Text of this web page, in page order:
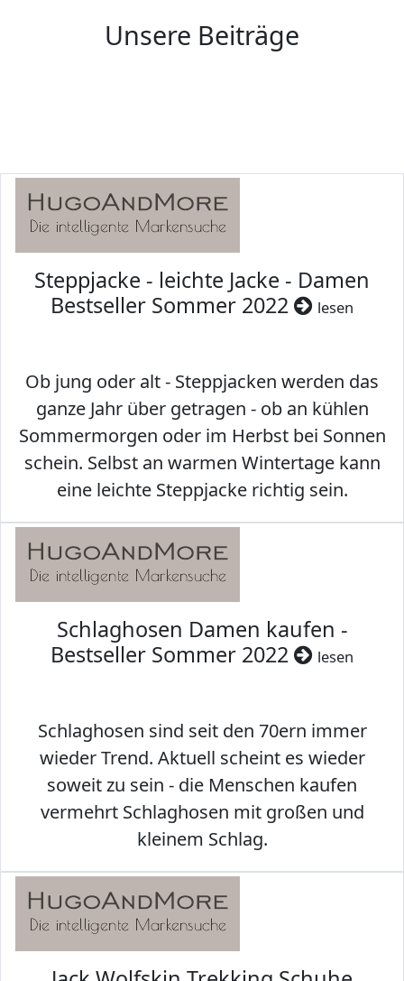
Unsere Beiträge
Steppjacke - leichte Jacke - Damen
Bestseller Sommer 2022
lesen
Ob jung oder alt - Steppjacken werden das
ganze Jahr über getragen - ob an kühlen
Sommermorgen oder im Herbst bei Sonnen
schein. Selbst an warmen Wintertage kann
eine leichte Steppjacke richtig sein.
Schlaghosen Damen kaufen -
Bestseller Sommer 2022
lesen
Schlaghosen sind seit den 70ern immer
wieder Trend. Aktuell scheint es wieder
soweit zu sein - die Menschen kaufen
vermehrt Schlaghosen mit großen und
kleinem Schlag.